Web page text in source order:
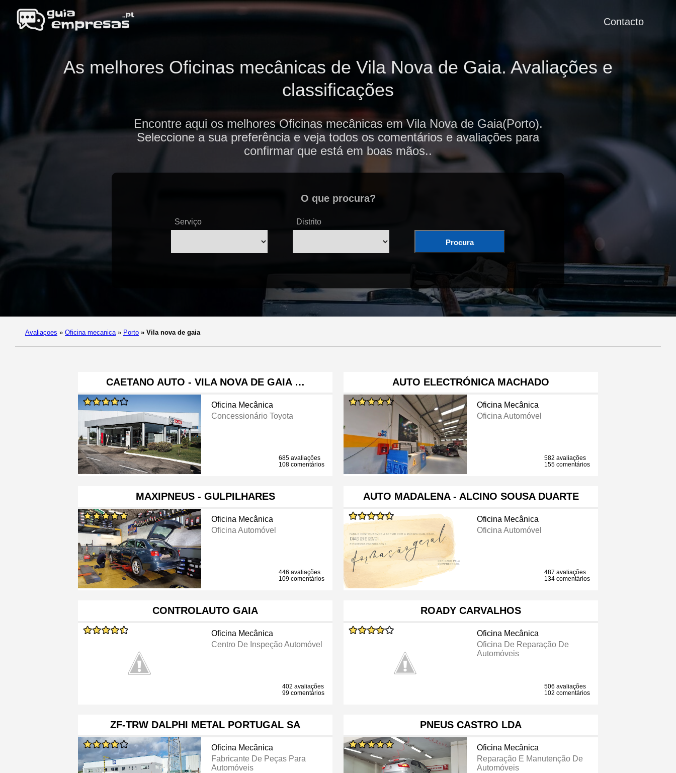
Contacto
As melhores Oficinas mecânicas de Vila Nova de Gaia. Avaliações e
classificações
Encontre aqui os melhores Oficinas mecânicas em Vila Nova de Gaia(Porto).
Seleccione a sua preferência e veja todos os comentários e avaliações para
confirmar que está em boas mãos..
O que procura?
Serviço Distrito
Procura
Avaliaçoes » Oficina mecanica » Porto » Vila nova de gaia
CAETANO AUTO - VILA NOVA DE GAIA …
Oficina Mecânica
Concessionário Toyota
685 avaliações
108 comentários
AUTO ELECTRÓNICA MACHADO
Oficina Mecânica
Oficina Automóvel
582 avaliações
155 comentários
MAXIPNEUS - GULPILHARES
Oficina Mecânica
Oficina Automóvel
446 avaliações
109 comentários
AUTO MADALENA - ALCINO SOUSA DUARTE
Oficina Mecânica
Oficina Automóvel
487 avaliações
134 comentários
CONTROLAUTO GAIA
Oficina Mecânica
Centro De Inspeção Automóvel
402 avaliações
99 comentários
ROADY CARVALHOS
Oficina Mecânica
Oficina De Reparação De
Automóveis
506 avaliações
102 comentários
ZF-TRW DALPHI METAL PORTUGAL SA
Oficina Mecânica
Fabricante De Peças Para
Automóveis
PNEUS CASTRO LDA
Oficina Mecânica
Reparação E Manutenção De
Automóveis